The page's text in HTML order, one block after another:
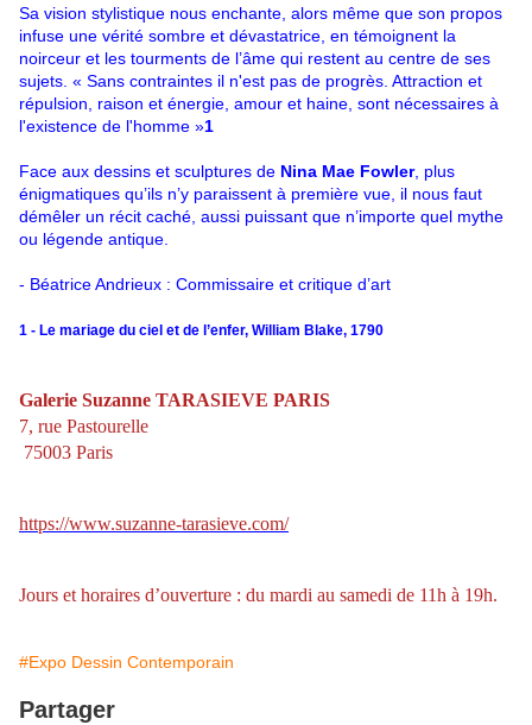
Sa vision stylistique nous enchante, alors même que son propos
infuse une vérité sombre et dévastatrice, en témoignent la
noirceur et les tourments de l’âme qui restent au centre de ses
sujets. « Sans contraintes il n'est pas de progrès. Attraction et
répulsion, raison et énergie, amour et haine, sont nécessaires à
l'existence de l'homme »1
Face aux dessins et sculptures de Nina Mae Fowler, plus
énigmatiques qu’ils n’y paraissent à première vue, il nous faut
démêler un récit caché, aussi puissant que n’importe quel mythe
ou légende antique.
- Béatrice Andrieux : Commissaire et critique d’art
1 - Le mariage du ciel et de l’enfer, William Blake, 1790
Galerie Suzanne TARASIEVE PARIS
7, rue Pastourelle
75003 Paris
https://www.suzanne-tarasieve.com/
Jours et horaires d’ouverture : du mardi au samedi de 11h à 19h.
#Expo Dessin Contemporain
Partager